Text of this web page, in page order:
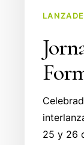
25 y 26